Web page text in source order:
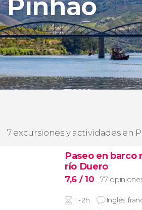
Pinhão
7 excursiones y actividades en
Paseo en barco
río Duero
7,6 / 10 77
1 - 2h Inglés,